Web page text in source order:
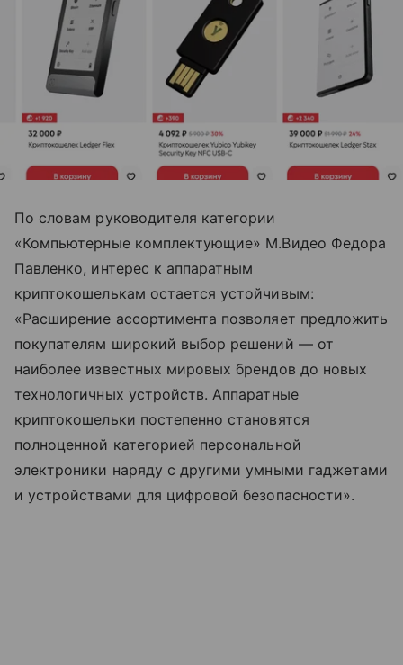
По словам руководителя категории
«Компьютерные комплектующие» М.Видео Федора
Павленко, интерес к аппаратным
криптокошелькам остается устойчивым:
«Расширение ассортимента позволяет предложить
покупателям широкий выбор решений — от
наиболее известных мировых брендов до новых
технологичных устройств. Аппаратные
криптокошельки постепенно становятся
полноценной категорией персональной
электроники наряду с другими умными гаджетами
и устройствами для цифровой безопасности».